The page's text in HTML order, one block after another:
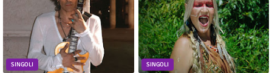
SINGOLI SINGOLI